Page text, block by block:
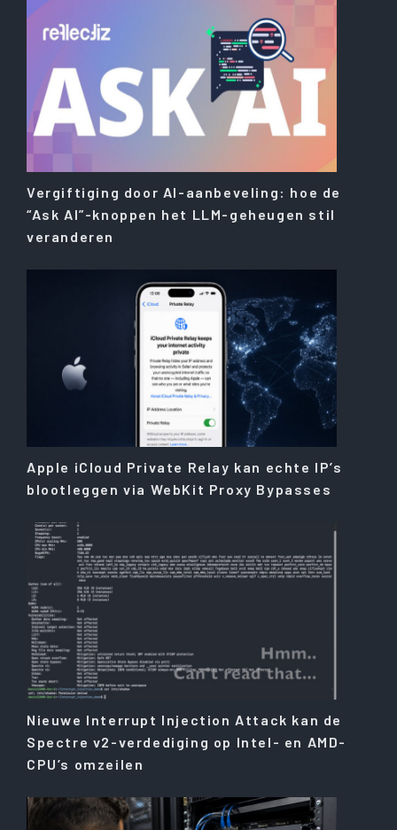
Vergiftiging door AI-aanbeveling: hoe de
“Ask AI”-knoppen het LLM-geheugen stil
veranderen
Apple iCloud Private Relay kan echte IP’s
blootleggen via WebKit Proxy Bypasses
Nieuwe Interrupt Injection Attack kan de
Spectre v2-verdediging op Intel- en AMD-
CPU’s omzeilen